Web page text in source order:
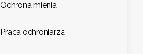
Ochrona mienia
Praca ochroniarza